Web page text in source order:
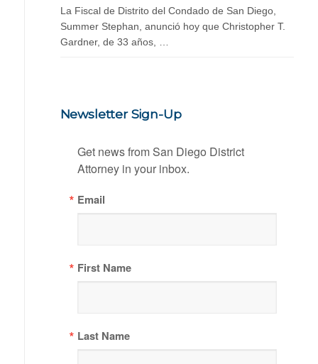
La Fiscal de Distrito del Condado de San Diego,
Summer Stephan, anunció hoy que Christopher T.
Gardner, de 33 años, …
Newsletter Sign-Up
Get news from San Diego District
Attorney in your inbox.
Email
First Name
Last Name